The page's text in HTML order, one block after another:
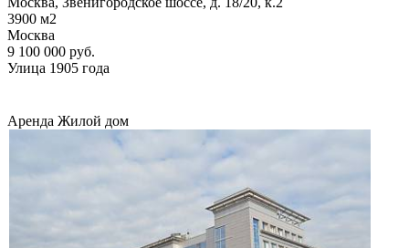
3900 м2
Москва
9 100 000 руб.
Улица 1905 года
Аренда Жилой дом